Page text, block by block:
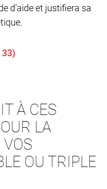
d’aide et justifiera sa
À CES
LA
OU TRIPLE